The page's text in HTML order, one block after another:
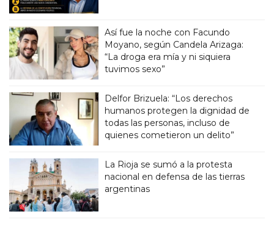
Así fue la noche con Facundo
Moyano, según Candela Arizaga:
“La droga era mía y ni siquiera
tuvimos sexo”
Delfor Brizuela: “Los derechos
humanos protegen la dignidad de
todas las personas, incluso de
quienes cometieron un delito”
La Rioja se sumó a la protesta
nacional en defensa de las tierras
argentinas